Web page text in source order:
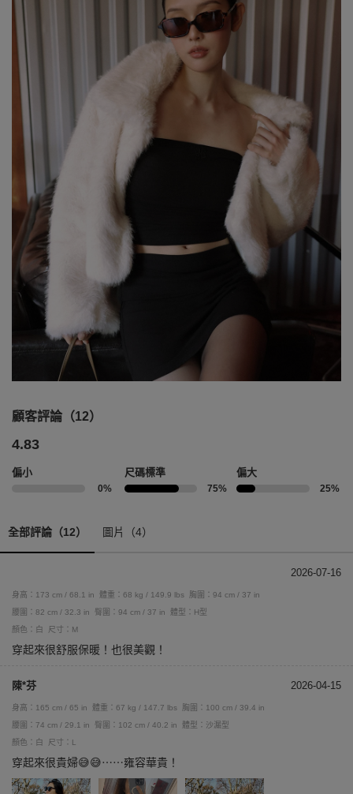
顧客評論（12）
4.83
偏小
0%
尺碼標準
75%
偏大
25%
全部評論（12） 圖片（4）
2026-07-16
身高：173 cm / 68.1 in 體重：68 kg / 149.9 lbs
胸圍：94 cm / 37 in
腰圍：82 cm / 32.3 in
臀圍：94 cm / 37 in
體型：H型
顏色：白
尺寸：M
穿起來很舒服保暖！也很美觀！
陳*芬 2026-04-15
身高：165 cm / 65 in 體重：67 kg / 147.7 lbs
胸圍：100 cm / 39.4 in
腰圍：74 cm / 29.1 in
臀圍：102 cm / 40.2 in
體型：沙漏型
顏色：白
尺寸：L
穿起來很貴婦😅😅⋯⋯雍容華貴！